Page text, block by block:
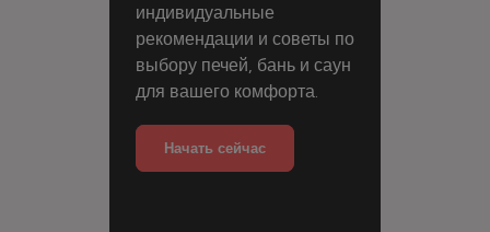
индивидуальные
рекомендации и советы по
выбору печей, бань и саун
для вашего комфорта.
Начать сейчас